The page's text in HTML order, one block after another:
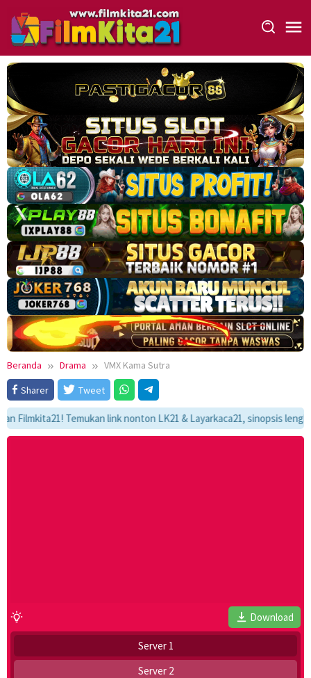
konten
Beranda Drama
VMX Kama Sutra
Sharer
Tweet
Temukan link nonton LK21 & Layarkaca21, sinopsis
Download
Server 1
Server 2